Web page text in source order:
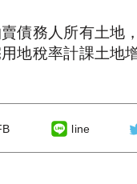
債務人所有土地
地稅率計課土地
line